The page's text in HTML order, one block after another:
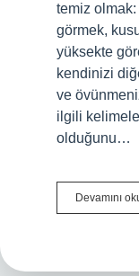
temiz
görmek,
yüksekte
kendinizi
ve
ilgili
olduğunu…
Devamını